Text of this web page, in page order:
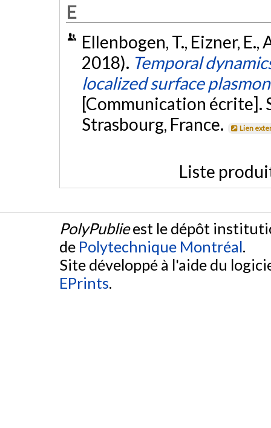
E
Ellenbogen, T., Eizner,
2018). Temporal
localized surface
[Communication écrite].
Strasbourg, France.
Lien
Liste
PolyPublieest le dépôt
de Polytechnique Montréal.
Site développé à l'aide du
EPrints.